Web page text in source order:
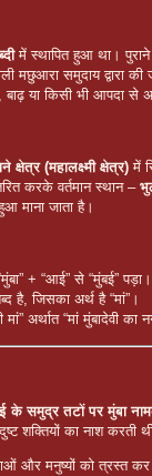
में स्थापित हुआ था। पुराने
मछुआरा समुदाय द्वारा की
या किसी भी आपदा से
क्षेत्र (महालक्ष्मी क्षेत्र) में
करके वर्तमान स्थान –
माना जाता है।
+ “आई” से “मुंबई” पड़ा।
है, जिसका अर्थ है “मां”।
अर्थात “मां मुंबादेवी का
के समुद्र तटों पर मुंबा
शक्तियों का नाश करती
और मनुष्यों को त्रस्त कर